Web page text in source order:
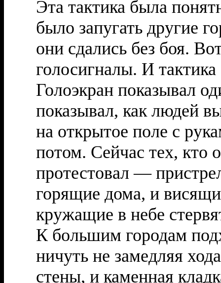
Эта тактика была
было запугать другие
они сдались без боя.
голосигналы. И
Голоэкран показывал
показывал, как людей
на открытое поле с
потом. Сейчас тех, кто
протестовал —
горящие дома, и
кружащие в небе
К большим городам
ничуть не замедляя
стены, и каменная